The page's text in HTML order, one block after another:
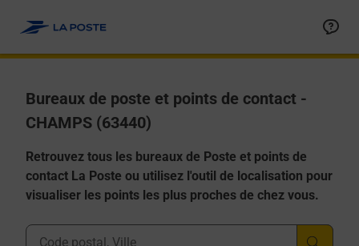
Bureaux de poste et points de contact -
CHAMPS (63440)
Retrouvez tous les bureaux de Poste et points de
contact La Poste ou utilisez l'outil de localisation pour
visualiser les points les plus proches de chez vous.
Ville, Département, Code Postal